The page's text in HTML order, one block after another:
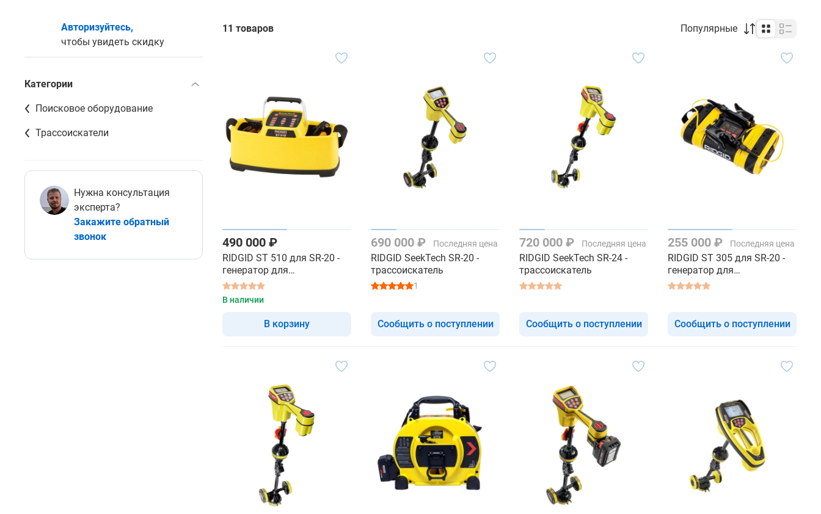
Авторизуйтесь,
чтобы увидеть скидку
Категории
Поисковое оборудование
Трассоискатели
Нужна консультация
эксперта?
Закажите обратный
звонок
11 товаров Популярные
490 000 ₽
RIDGID ST 510 для SR-20 -
генератор для
трассоискателя
В наличии
В корзину
690 000 ₽ Последняя цена
RIDGID SeekTech SR-20 -
трассоискатель
1
Сообщить о поступлении
720 000 ₽ Последняя цена
RIDGID SeekTech SR-24 -
трассоискатель
Сообщить о поступлении
255 000 ₽ Последняя цена
RIDGID ST 305 для SR-20 -
генератор для
трассоискателя
Сообщить о поступлении